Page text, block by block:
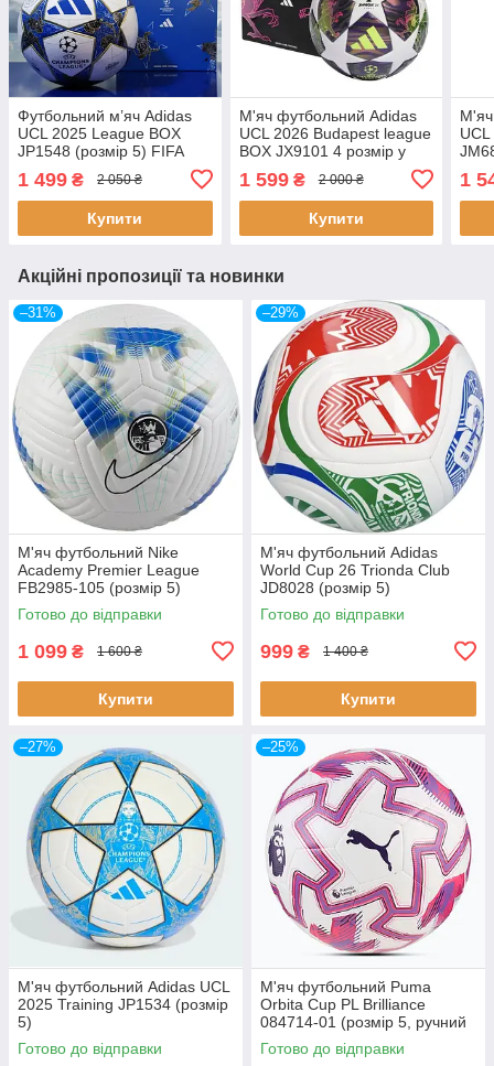
Футбольний м’яч Adidas
UCL 2025 League BOX
JP1548 (розмір 5) FIFA
Quality для дітей в коробці
1 499 ₴ 2 050 ₴
Купити
М'яч футбольний Adidas
UCL 2026 Budapest league
BOX JX9101 4 розмір у
термошов
1 599₴ 2 000 ₴
Купити
М'яч
1
Акційні пропозиції та новинки
–31%
М'яч футбольний Nike
Academy Premier League
FB2985-105 (розмір 5)
Готово до відправки
1 099 ₴ 1 600 ₴
Купити
–29%
М'яч футбольний Adidas
World Cup 26 Trionda Club
JD8028 (розмір 5)
Готово до відправки
999 ₴ 1 400 ₴
Купити
–27%
М'яч футбольний Adidas UCL
2025 Training JP1534 (розмір
5)
Готово до відправки
–25%
М'яч футбольний Puma
Orbita Cup PL Brilliance
084714-01 (розмір 5, ручний
шов, оригінал)
Готово до відправки